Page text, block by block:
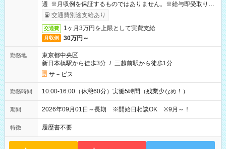
週 ※月収例を保証するものではありません。※給与即受取りサ
ービス利用可（利用条件有）
交通費別途支給あり
交通費 1ヶ月3万円を上限として実費支給
月収例 30万円～
勤務地
東京都中央区
新日本橋駅から徒歩3分 / 三越前駅から徒歩1分
サ－ビス
勤務時間 10:00-16:00（休憩60分）実働5時間（残業少なめ！）
期間 2026年09月01日～長期 ※開始日相談OK ※9月～！
特徴 履歴書不要